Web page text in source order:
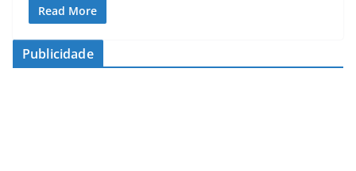
Read More
Publicidade